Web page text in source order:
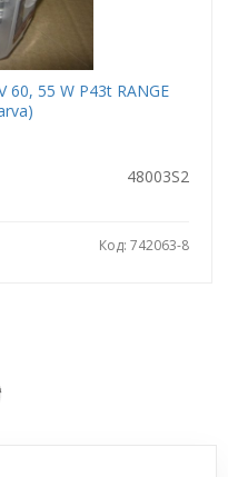
60, 55 W P43t RANGE
48003S2
Код: 742063-8